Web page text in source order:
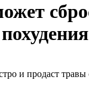
и продаст